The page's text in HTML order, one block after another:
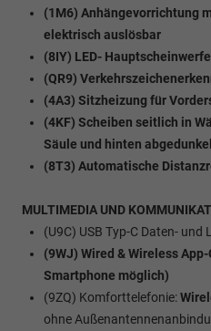
(1M6) Anhängevorrichtung
elektrisch auslösbar
(8IY) LED-
(QR9)
(4A3) Sitzheizung für
(4KF) Scheiben seitlich in
Säule und hinten
(8T3) Automatische
MULTIMEDIA UND
(U9C) USB Typ-C Daten- und
(9WJ) Wired & Wireless
Smartphone möglich)
(9ZQ) Komforttelefonie:
ohne